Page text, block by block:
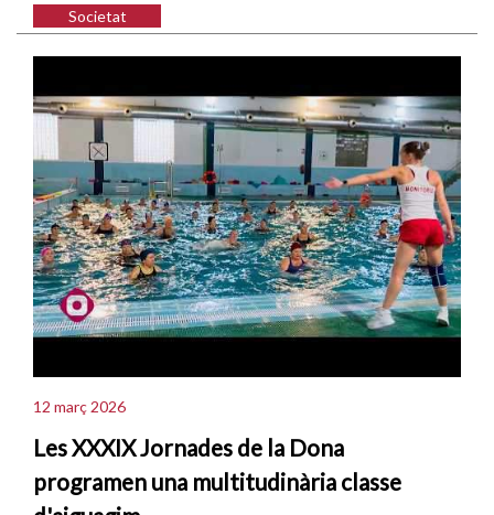
Societat
12 març 2026
Les XXXIX Jornades de la Dona
programen una multitudinària classe